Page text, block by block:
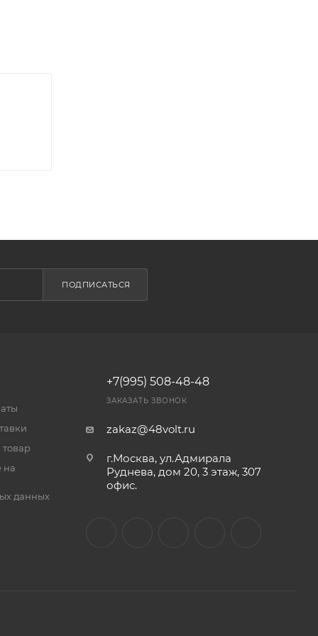
ПОДПИСАТЬСЯ
товар
на
данных
+7(995) 508-48-48
ЗАКАЗАТЬ ЗВОНОК
zakaz@48volt.ru
г.Москва, ул.Адмирала
Руднева, дом 20, 3 этаж, 307
офис.